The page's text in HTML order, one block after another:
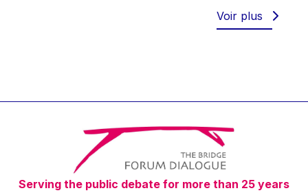
Timothy Radcliffe
Vaclav Klaus
Vassilios Skouris
Vítor Manuel da Silva Caldeira
Voir plus
Serving the public debate for more than 25 years